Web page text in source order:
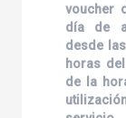
voucher
día de
desde
horas
de la